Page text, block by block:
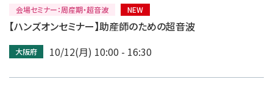
会場セミナー：周産期・超音波 NEW
【ハンズオンセミナー】助産師のための超音波
大阪府 10/12(月) 10:00 - 16:30